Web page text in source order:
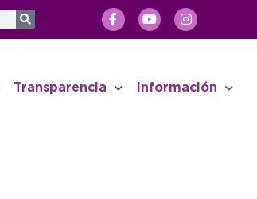
Transparencia Información